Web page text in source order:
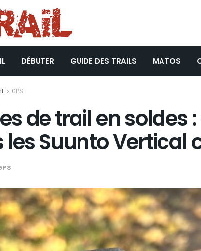
DÉBUTER GUIDE DES TRAILS MATOS
GPS
de trail en soldes
les Suunto Vertical